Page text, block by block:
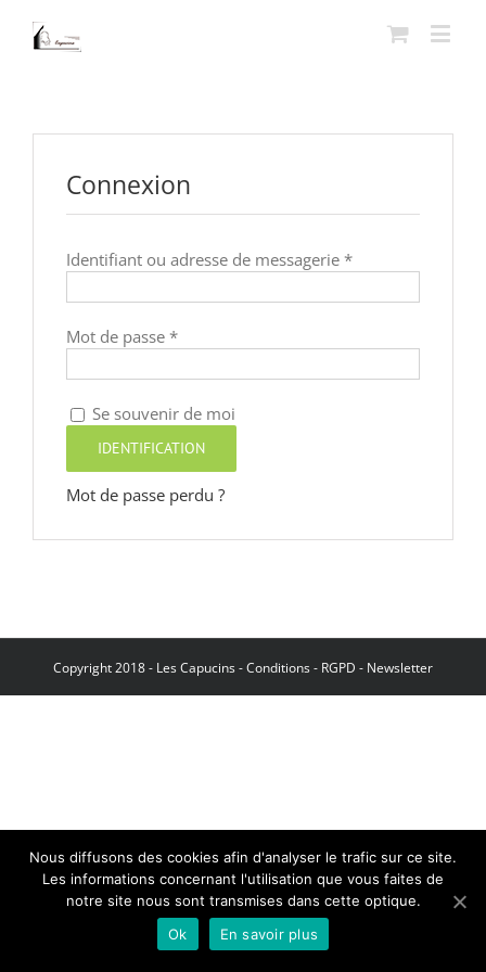
Connexion
Identifiant ou adresse de messagerie *
Mot de passe *
Se souvenir de moi
IDENTIFICATION
Mot de passe perdu ?
Copyright 2018 - Les Capucins -Conditions- RGPD - Newsletter
Nous diffusons des cookies afin d'analyser le trafic sur ce site.
Les informations concernant l'utilisation que vous faites de
notre site nous sont transmises dans cette optique.
Ok
En savoir plus